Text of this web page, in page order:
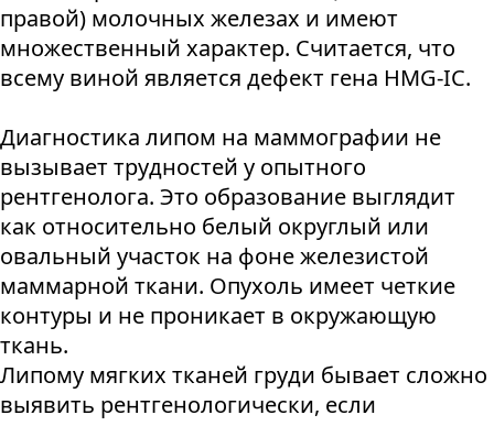
правой) молочных железах и имеют
множественный характер. Считается, что
всему виной является дефект гена HMG-IC.
Диагностика липом на маммографии не
вызывает трудностей у опытного
рентгенолога. Это образование выглядит
как относительно белый округлый или
овальный участок на фоне железистой
маммарной ткани. Опухоль имеет четкие
контуры и не проникает в окружающую
ткань.
Липому мягких тканей груди бывает сложно
выявить рентгенологически, если